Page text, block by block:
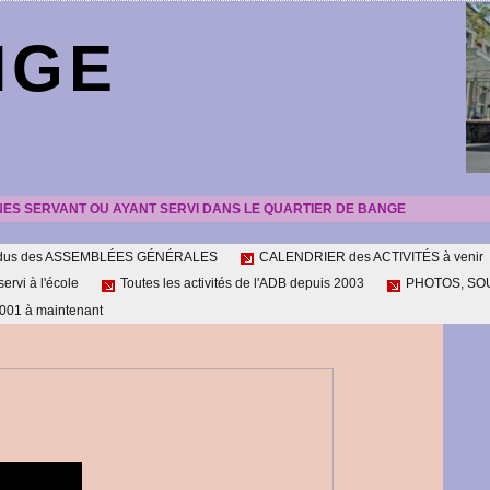
SERVANT OU AYANT SERVI DANS LE QUARTIER DE BANGE
des ASSEMBLÉES GÉNÉRALES
CALENDRIER des ACTIVITÉS à venir
à l'école Toutes les activités de l'ADB depuis 2003
PHOTOS,
à maintenant